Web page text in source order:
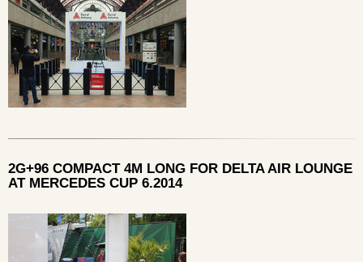
2G+96 COMPACT 4M LONG FOR DELTA AIR LOUNGE
AT MERCEDES CUP 6.2014